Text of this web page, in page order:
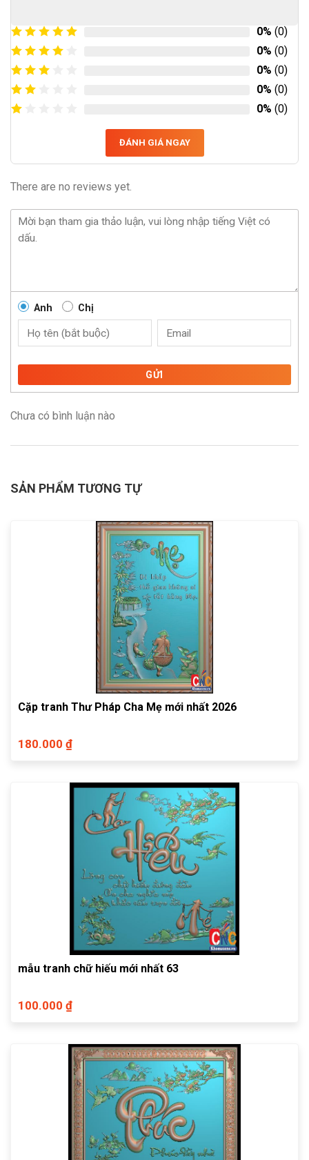
0% (0)
0% (0)
0% (0)
0% (0)
0% (0)
ĐÁNH GIÁ NGAY
There are no reviews yet.
Anh Chị
GỬI
Chưa có bình luận nào
SẢN PHẨM TƯƠNG TỰ
Cặp tranh Thư Pháp Cha Mẹ mới nhất 2026
180.000 ₫
mẫu tranh chữ hiếu mới nhất 63
100.000 ₫